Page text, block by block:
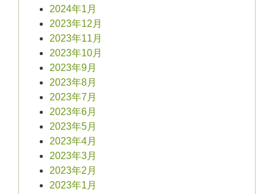
2024年1月
2023年12月
2023年11月
2023年10月
2023年9月
2023年8月
2023年7月
2023年6月
2023年5月
2023年4月
2023年3月
2023年2月
2023年1月